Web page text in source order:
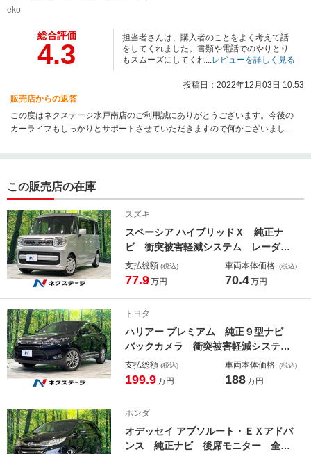
eko
総合評価
4.3
担当者さんは、購入者のことをよく考えて話
をしてくれました。書類や電話でのやりとり
もスムーズにしてくれ... レビューを詳しく見る
投稿日：2022年12月03日 10:53
販売店からの返答
この度はネクステージ水戸南店のご利用誠にありがとうございます。今後の
カーライフもしっかりとサポートさせていただきますので何かございました
す。
この販売店の在庫
スズキ
スペーシア ハイブリッドＸ 純正ナ
ビ 衝突被害軽減システム レーダー
クルーズ 両側電動スライド 禁煙
車 ドラレコ ＥＴＣ スマートキ
オートエアコン
支払総額 (税込)
77.9万円
車両本体価格 (税込)
70.4万円
トヨタ
ハリアー プレミアム 純正９型ナビ
バックカメラ 衝突被害軽減システ
ム クルコン 禁煙車 電動リアゲー
ト レザーシート パワーシート ド
警報
支払総額 (税込)
199.9万円
車両本体価格 (税込)
188万円
ホンダ
オデッセイ アブソルート・ＥＸアドバ
ンス 純正ナビ 後席モニター 全周